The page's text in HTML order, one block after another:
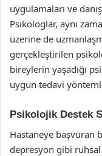
uygulamaları ve
Psikologlar, aynı
üzerine de
gerçekleştirilen
bireylerin yaşadığı
uygun tedavi
Psikolojik Destek
Hastaneye başvuran
depresyon gibi ruhsal